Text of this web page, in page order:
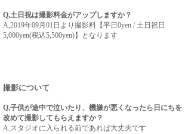
Q,土日祝は撮影料金がアップしますか？
A,2019年09月01日より撮影料【平日0yen / 土日祝日
5,000yen(税込5,500yen)】となります
撮影について
Q,子供が途中で泣いたり、機嫌が悪くなったら日にちを
改めて撮影してもらえますか？
​A,スタジオに入られる前であれば大丈夫です